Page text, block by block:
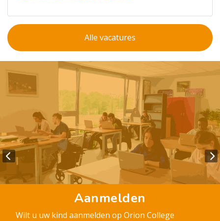
Alle vacatures
Aanmelden
Wilt u uw kind aanmelden op Orion College